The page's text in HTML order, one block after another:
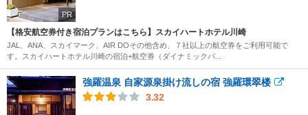
PR
【格安航空券付き宿泊プランはこちら】スカイハートホテル川崎
JAL、ANA、スカイマーク、AIR DOその他含め、７社以上の航空券をご利用可能で
す。スカイハートホテル川崎の宿泊+航空券（ダイナミックパ...
強羅温泉 自家源泉掛け流しの宿 強羅環翠楼
3.32